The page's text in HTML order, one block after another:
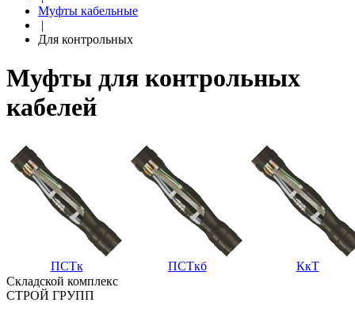
Муфты кабельные
|
Для контрольных
Муфты для контрольных
кабелей
ПСТк ПСТкб
КкТ
Складской комплекс
СТРОЙ ГРУПП